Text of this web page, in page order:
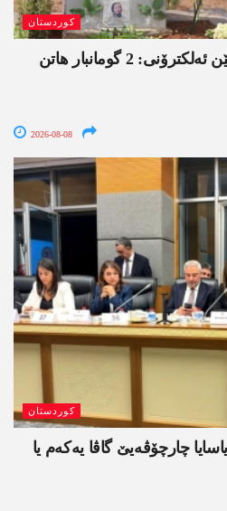
کوردستان
ل ئامەدێ ئۆپەراسیۆنا تاوانێن ئەلکترۆنی: 2 گومانبار ھاتن
2026-08-08
کوردستان
چارچۆڤەیێ گاڤا یەکەم یا